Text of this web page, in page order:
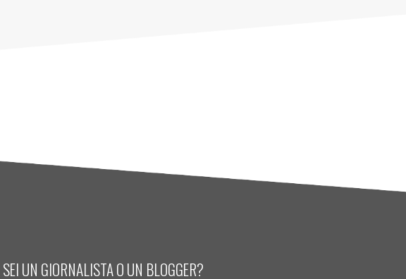
SEI UN GIORNALISTA O UN BLOGGER?